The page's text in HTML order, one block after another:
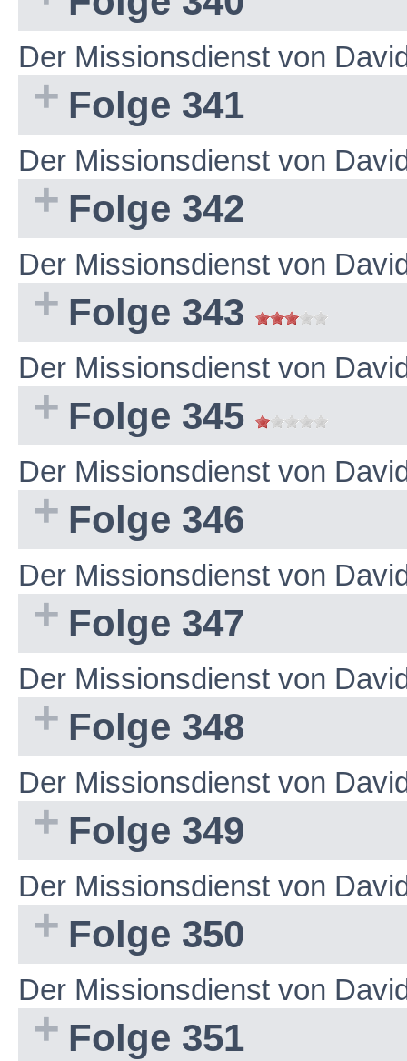
Der Missionsdienst von
Folge 341
Der Missionsdienst von
Folge 342
Der Missionsdienst von
Folge 343
Der Missionsdienst von
Folge 345
Der Missionsdienst von
Folge 346
Der Missionsdienst von
Folge 347
Der Missionsdienst von
Folge 348
Der Missionsdienst von
Folge 349
Der Missionsdienst von
Folge 350
Der Missionsdienst von
Folge 351